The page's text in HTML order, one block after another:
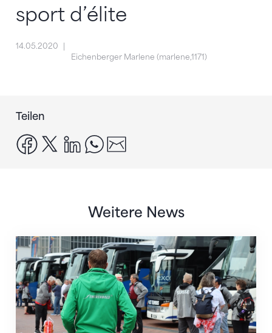
sport d’élite
14.05.2020
Eichenberger Marlene (marlene,1171)
Teilen
facebook
x linkedinwhatsapp
Weitere News
Twerenbold wird offizieller Reisepartner des STV